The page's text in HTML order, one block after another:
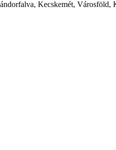
Kecskemét, Városföld,